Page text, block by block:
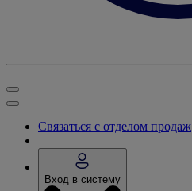
Связаться с отделом продаж
Вход в систему